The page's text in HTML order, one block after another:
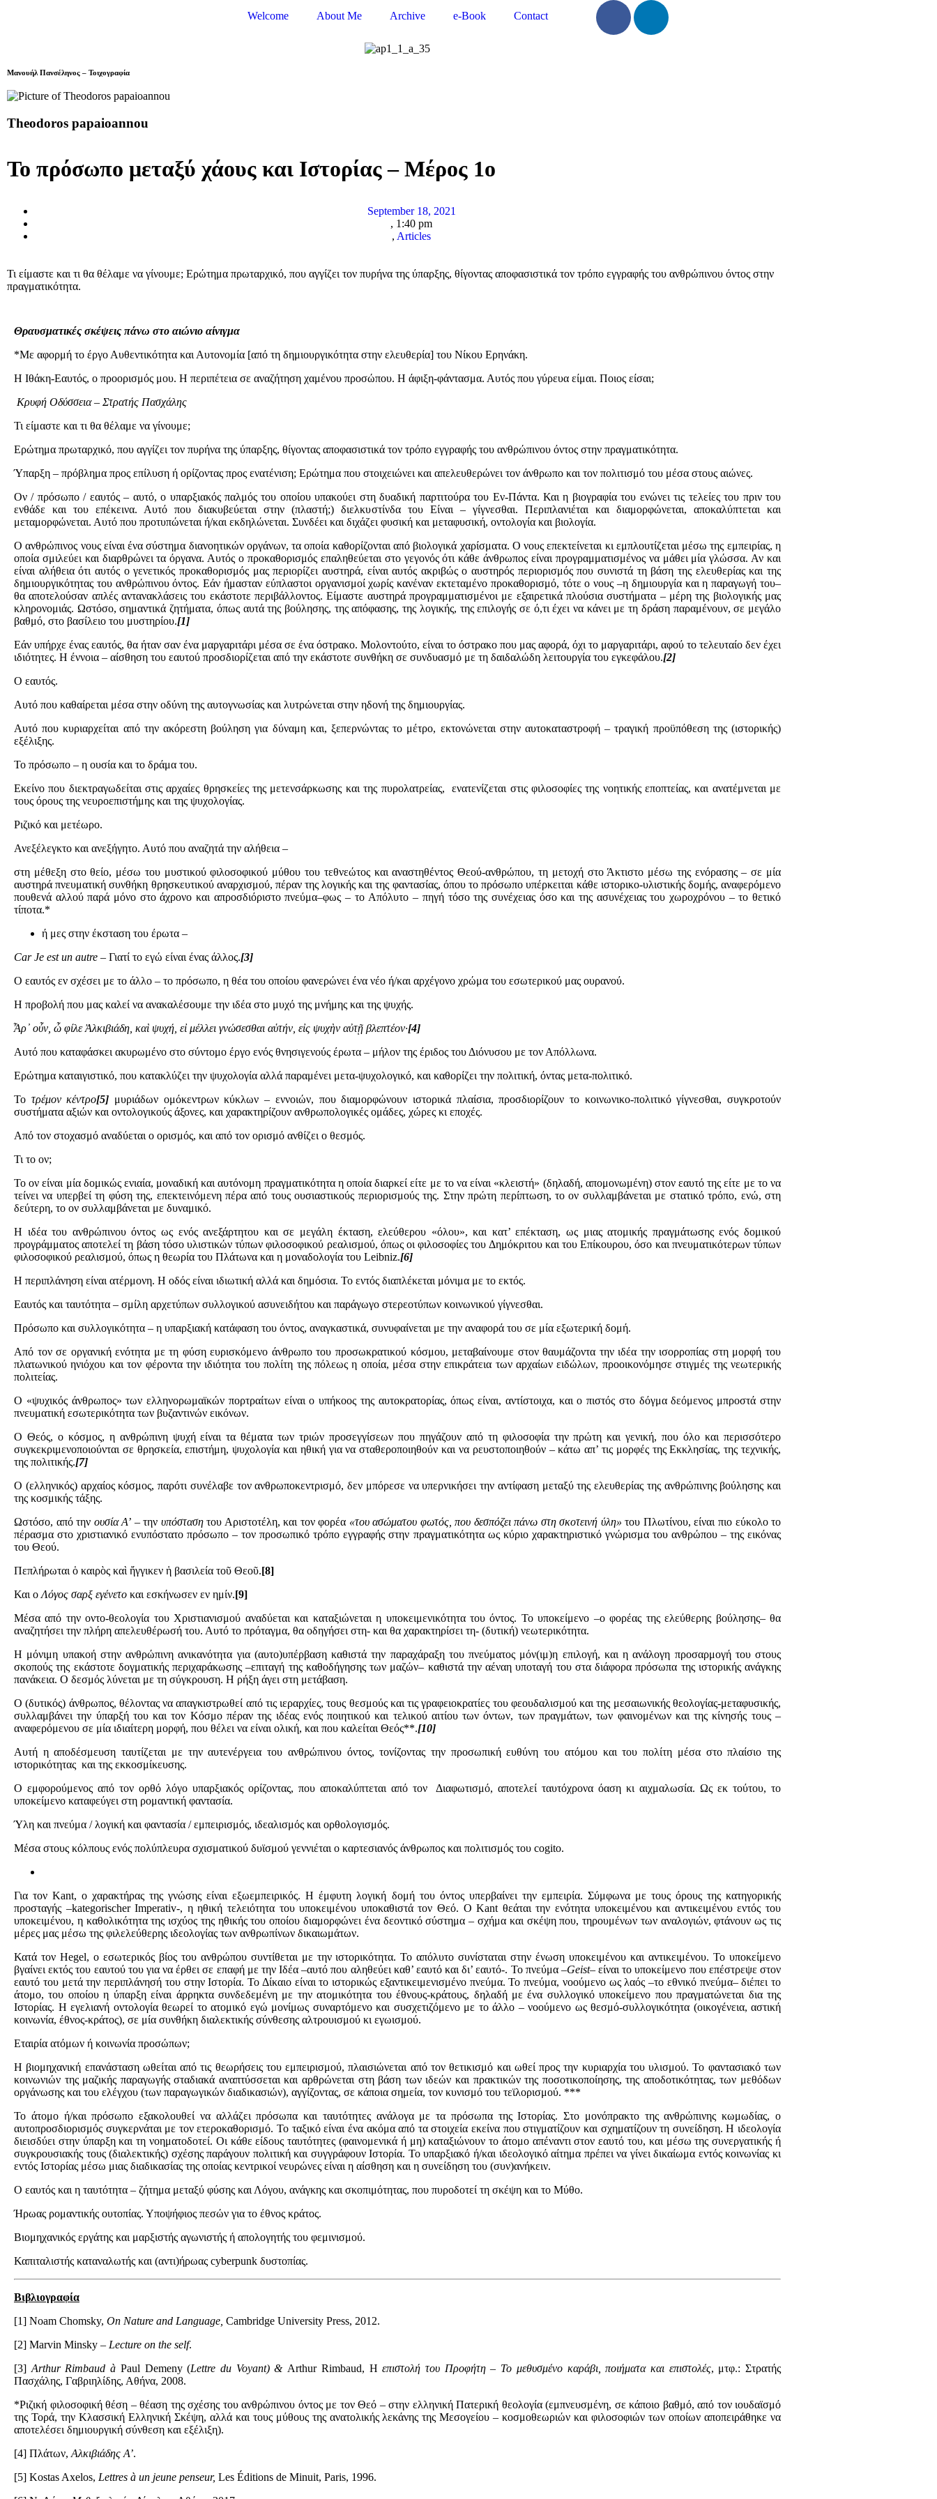
Welcome About Me Archive e-Book Contact
Μανουήλ Πανσέληνος – Τοιχογραφία
Theodoros papaioannou
Το πρόσωπο μεταξύ χάους και Ιστορίας – Μέρος 1ο
September 18, 2021
, 1:40 pm
, Articles
Τι είμαστε και τι θα θέλαμε να γίνουμε; Ερώτημα πρωταρχικό, που αγγίζει τον πυρήνα της ύπαρξης, θίγοντας αποφασιστικά τον τρόπο εγγραφής του ανθρώπινου όντος στην
πραγματικότητα.
Θραυσματικές σκέψεις πάνω στο αιώνιο αίνιγμα
*Με αφορμή το έργο Αυθεντικότητα και Αυτονομία [από τη δημιουργικότητα στην ελευθερία] του Νίκου Ερηνάκη.
Η Ιθάκη-Εαυτός, ο προορισμός μου. Η περιπέτεια σε αναζήτηση χαμένου προσώπου. Η άφιξη-φάντασμα. Αυτός που γύρευα είμαι. Ποιος είσαι;
Κρυφή Οδύσσεια – Στρατής Πασχάλης
Τι είμαστε και τι θα θέλαμε να γίνουμε;
Ερώτημα πρωταρχικό, που αγγίζει τον πυρήνα της ύπαρξης, θίγοντας αποφασιστικά τον τρόπο εγγραφής του ανθρώπινου όντος στην πραγματικότητα.
Ύπαρξη – πρόβλημα προς επίλυση ή ορίζοντας προς ενατένιση; Ερώτημα που στοιχειώνει και απελευθερώνει τον άνθρωπο και τον πολιτισμό του μέσα στους αιώνες.
Ον / πρόσωπο / εαυτός – αυτό, ο υπαρξιακός παλμός του οποίου υπακούει στη δυαδική παρτιτούρα του Εν-Πάντα. Και η βιογραφία του ενώνει τις τελείες του πριν του
ενθάδε και του επέκεινα. Αυτό που διακυβεύεται στην (πλαστή;) διελκυστίνδα του Είναι – γίγνεσθαι. Περιπλανιέται και διαμορφώνεται, αποκαλύπτεται και
μεταμορφώνεται. Αυτό που προτυπώνεται ή/και εκδηλώνεται. Συνδέει και διχάζει φυσική και μεταφυσική, οντολογία και βιολογία.
Ο ανθρώπινος νους είναι ένα σύστημα διανοητικών οργάνων, τα οποία καθορίζονται από βιολογικά χαρίσματα. Ο νους επεκτείνεται κι εμπλουτίζεται μέσω της εμπειρίας, η
οποία σμιλεύει και διαρθρώνει τα όργανα. Αυτός ο προκαθορισμός επαληθεύεται στο γεγονός ότι κάθε άνθρωπος είναι προγραμματισμένος να μάθει μία γλώσσα. Αν και
είναι αλήθεια ότι αυτός ο γενετικός προκαθορισμός μας περιορίζει αυστηρά, είναι αυτός ακριβώς ο αυστηρός περιορισμός που συνιστά τη βάση της ελευθερίας και της
δημιουργικότητας του ανθρώπινου όντος. Εάν ήμασταν εύπλαστοι οργανισμοί χωρίς κανέναν εκτεταμένο προκαθορισμό, τότε ο νους –η δημιουργία και η παραγωγή του–
θα αποτελούσαν απλές αντανακλάσεις του εκάστοτε περιβάλλοντος. Είμαστε αυστηρά προγραμματισμένοι με εξαιρετικά πλούσια συστήματα – μέρη της βιολογικής μας
κληρονομιάς. Ωστόσο, σημαντικά ζητήματα, όπως αυτά της βούλησης, της απόφασης, της λογικής, της επιλογής σε ό,τι έχει να κάνει με τη δράση παραμένουν, σε μεγάλο
βαθμό, στο βασίλειο του μυστηρίου.[1]
Εάν υπήρχε ένας εαυτός, θα ήταν σαν ένα μαργαριτάρι μέσα σε ένα όστρακο. Μολοντούτο, είναι το όστρακο που μας αφορά, όχι το μαργαριτάρι, αφού το τελευταίο δεν έχει
ιδιότητες. Η έννοια – αίσθηση του εαυτού προσδιορίζεται από την εκάστοτε συνθήκη σε συνδυασμό με τη δαιδαλώδη λειτουργία του εγκεφάλου.[2]
Ο εαυτός.
Αυτό που καθαίρεται μέσα στην οδύνη της αυτογνωσίας και λυτρώνεται στην ηδονή της δημιουργίας.
Αυτό που κυριαρχείται από την ακόρεστη βούληση για δύναμη και, ξεπερνώντας το μέτρο, εκτονώνεται στην αυτοκαταστροφή – τραγική προϋπόθεση της (ιστορικής)
εξέλιξης.
Το πρόσωπο – η ουσία και το δράμα του.
Εκείνο που διεκτραγωδείται στις αρχαίες θρησκείες της μετενσάρκωσης και της πυρολατρείας, ενατενίζεται στις φιλοσοφίες της νοητικής εποπτείας, και ανατέμνεται με
τους όρους της νευροεπιστήμης και της ψυχολογίας.
Ριζικό και μετέωρο.
Ανεξέλεγκτο και ανεξήγητο. Αυτό που αναζητά την αλήθεια –
στη μέθεξη στο θείο, μέσω του μυστικού φιλοσοφικού μύθου του τεθνεώτος και αναστηθέντος Θεού-ανθρώπου, τη μετοχή στο Άκτιστο μέσω της ενόρασης – σε μία
αυστηρά πνευματική συνθήκη θρησκευτικού αναρχισμού, πέραν της λογικής και της φαντασίας, όπου το πρόσωπο υπέρκειται κάθε ιστορικο-υλιστικής δομής, αναφερόμενο
πουθενά αλλού παρά μόνο στο άχρονο και απροσδιόριστο πνεύμα–φως – τo Απόλυτο – πηγή τόσο της συνέχειας όσο και της ασυνέχειας του χωροχρόνου – το θετικό
τίποτα.*
ή μες στην έκσταση του έρωτα –
CarJe estun autre – Γιατί το εγώ είναι ένας άλλος.[3]
Ο εαυτός εν σχέσει με το άλλο – το πρόσωπο, η θέα του οποίου φανερώνει ένα νέο ή/και αρχέγονο χρώμα του εσωτερικού μας ουρανού.
Η προβολή που μας καλεί να ανακαλέσουμε την ιδέα στο μυχό της μνήμης και της ψυχής.
Ἆρ᾽ οὖν, ὦ φίλε Ἀλκιβιάδη, καὶ ψυχή, εἰ μέλλει γνώσεσθαι αὑτήν, εἰς ψυχὴν αὐτῇ βλεπτέον·[4]
Αυτό που καταφάσκει ακυρωμένο στο σύντομο έργο ενός θνησιγενούς έρωτα – μήλον της έριδος του Διόνυσου με τον Απόλλωνα.
Ερώτημα καταιγιστικό, που κατακλύζει την ψυχολογία αλλά παραμένει μετα-ψυχολογικό, και καθορίζει την πολιτική, όντας μετα-πολιτικό.
Το τρέμον κέντρο[5] μυριάδων ομόκεντρων κύκλων – εννοιών, που διαμορφώνουν ιστορικά πλαίσια, προσδιορίζουν το κοινωνικο-πολιτικό γίγνεσθαι, συγκροτούν
συστήματα αξιών και οντολογικούς άξονες, και χαρακτηρίζουν ανθρωπολογικές ομάδες, χώρες κι εποχές.
Από τον στοχασμό αναδύεται ο ορισμός, και από τον ορισμό ανθίζει ο θεσμός.
Τι το ον;
Το ον είναι μία δομικώς ενιαία, μοναδική και αυτόνομη πραγματικότητα η οποία διαρκεί είτε με το να είναι «κλειστή» (δηλαδή, απομονωμένη) στον εαυτό της είτε με το να
τείνει να υπερβεί τη φύση της, επεκτεινόμενη πέρα από τους ουσιαστικούς περιορισμούς της. Στην πρώτη περίπτωση, το ον συλλαμβάνεται με στατικό τρόπο, ενώ, στη
δεύτερη, το ον συλλαμβάνεται με δυναμικό.
Η ιδέα του ανθρώπινου όντος ως ενός ανεξάρτητου και σε μεγάλη έκταση, ελεύθερου «όλου», και κατ’ επέκταση, ως μιας ατομικής πραγμάτωσης ενός δομικού
προγράμματος αποτελεί τη βάση τόσο υλιστικών τύπων φιλοσοφικού ρεαλισμού, όπως οι φιλοσοφίες του Δημόκριτου και του Επίκουρου, όσο και πνευματικότερων τύπων
φιλοσοφικού ρεαλισμού, όπως η θεωρία του Πλάτωνα και η μοναδολογία του Leibniz.[6]
Η περιπλάνηση είναι ατέρμονη. Η οδός είναι ιδιωτική αλλά και δημόσια. Το εντός διαπλέκεται μόνιμα με το εκτός.
Εαυτός και ταυτότητα – σμίλη αρχετύπων συλλογικού ασυνειδήτου και παράγωγο στερεοτύπων κοινωνικού γίγνεσθαι.
Πρόσωπο και συλλογικότητα – η υπαρξιακή κατάφαση του όντος, αναγκαστικά, συνυφαίνεται με την αναφορά του σε μία εξωτερική δομή.
Από τον σε οργανική ενότητα με τη φύση ευρισκόμενο άνθρωπο του προσωκρατικού κόσμου, μεταβαίνουμε στον θαυμάζοντα την ιδέα την ισορροπίας στη μορφή του
πλατωνικού ηνιόχου και τον φέροντα την ιδιότητα του πολίτη της πόλεως η οποία, μέσα στην επικράτεια των αρχαίων ειδώλων, προοικονόμησε στιγμές της νεωτερικής
πολιτείας.
Ο «ψυχικός άνθρωπος» των ελληνορωμαϊκών πορτραίτων είναι ο υπήκοος της αυτοκρατορίας, όπως είναι, αντίστοιχα, και ο πιστός στο δόγμα δεόμενος μπροστά στην
πνευματική εσωτερικότητα των βυζαντινών εικόνων.
Ο Θεός, ο κόσμος, η ανθρώπινη ψυχή είναι τα θέματα των τριών προσεγγίσεων που πηγάζουν από τη φιλοσοφία την πρώτη και γενική, που όλο και περισσότερο
συγκεκριμενοποιούνται σε θρησκεία, επιστήμη, ψυχολογία και ηθική για να σταθεροποιηθούν και να ρευστοποιηθούν – κάτω απ’ τις μορφές της Εκκλησίας, της τεχνικής,
της πολιτικής.[7]
Ο (ελληνικός) αρχαίος κόσμος, παρότι συνέλαβε τον ανθρωποκεντρισμό, δεν μπόρεσε να υπερνικήσει την αντίφαση μεταξύ της ελευθερίας της ανθρώπινης βούλησης και
της κοσμικής τάξης.
Ωστόσο, από την ουσία Α’ – την υπόστασητου Αριστοτέλη, και τον φορέα «του ασώματου φωτός, που δεσπόζει πάνω στη σκοτεινή ύλη» του Πλωτίνου, είναι πιο εύκολο το
πέρασμα στο χριστιανικό ενυπόστατο πρόσωπο – τον προσωπικό τρόπο εγγραφής στην πραγματικότητα ως κύριο χαρακτηριστικό γνώρισμα του ανθρώπου – της εικόνας
του Θεού.
Πεπλήρωται ὁ καιρὸς καὶ ἤγγικεν ἡ βασιλεία τοῦ Θεοῦ.[8]
Και ο Λόγος σαρξ εγένετο και εσκήνωσεν εν ημίν.[9]
Μέσα από την οντο-θεολογία του Χριστιανισμού αναδύεται και καταξιώνεται η υποκειμενικότητα του όντος. Το υποκείμενο –ο φορέας της ελεύθερης βούλησης– θα
αναζητήσει την πλήρη απελευθέρωσή του. Αυτό το πρόταγμα, θα οδηγήσει στη- και θα χαρακτηρίσει τη- (δυτική) νεωτερικότητα.
Η μόνιμη υπακοή στην ανθρώπινη ανικανότητα για (αυτο)υπέρβαση καθιστά την παραχάραξη του πνεύματος μόν(ιμ)η επιλογή, και η ανάλογη προσαρμογή του στους
σκοπούς της εκάστοτε δογματικής περιχαράκωσης –επιταγή της καθοδήγησης των μαζών– καθιστά την αέναη υποταγή του στα διάφορα πρόσωπα της ιστορικής ανάγκης
πανάκεια. Ο δεσμός λύνεται με τη σύγκρουση. Η ρήξη άγει στη μετάβαση.
Ο (δυτικός) άνθρωπος, θέλοντας να απαγκιστρωθεί από τις ιεραρχίες, τους θεσμούς και τις γραφειοκρατίες του φεουδαλισμού και της μεσαιωνικής θεολογίας-μεταφυσικής,
συλλαμβάνει την ύπαρξή του και τον Κόσμο πέραν της ιδέας ενός ποιητικού και τελικού αιτίου των όντων, των πραγμάτων, των φαινομένων και της κίνησής τους –
αναφερόμενου σε μία ιδιαίτερη μορφή, που θέλει να είναι ολική, και που καλείται Θεός**.[10]
Αυτή η αποδέσμευση ταυτίζεται με την αυτενέργεια του ανθρώπινου όντος, τονίζοντας την προσωπική ευθύνη του ατόμου και του πολίτη μέσα στο πλαίσιο της
ιστορικότητας και της εκκοσμίκευσης.
Ο εμφορούμενος από τον ορθό λόγο υπαρξιακός ορίζοντας, που αποκαλύπτεται από τον Διαφωτισμό, αποτελεί ταυτόχρονα όαση κι αιχμαλωσία. Ως εκ τούτου, το
υποκείμενο καταφεύγει στη ρομαντική φαντασία.
Ύλη και πνεύμα / λογική και φαντασία / εμπειρισμός, ιδεαλισμός και ορθολογισμός.
Μέσα στους κόλπους ενός πολύπλευρα σχισματικού δυϊσμού γεννιέται ο καρτεσιανός άνθρωπος και πολιτισμός του cogito.
Για τον Kant, ο χαρακτήρας της γνώσης είναι εξωεμπειρικός. Η έμφυτη λογική δομή του όντος υπερβαίνει την εμπειρία. Σύμφωνα με τους όρους της κατηγορικής
προσταγής –kategorischer Imperativ-, η ηθική τελειότητα του υποκειμένου υποκαθιστά τον Θεό. Ο Kant θεάται την ενότητα υποκειμένου και αντικειμένου εντός του
υποκειμένου, η καθολικότητα της ισχύος της ηθικής του οποίου διαμορφώνει ένα δεοντικό σύστημα – σχήμα και σκέψη που, τηρουμένων των αναλογιών, φτάνουν ως τις
μέρες μας μέσω της φιλελεύθερης ιδεολογίας των ανθρωπίνων δικαιωμάτων.
Κατά τον Hegel, ο εσωτερικός βίος του ανθρώπου συντίθεται με την ιστορικότητα. Το απόλυτο συνίσταται στην ένωση υποκειμένου και αντικειμένου. Το υποκείμενο
βγαίνει εκτός του εαυτού του για να έρθει σε επαφή με την Ιδέα –αυτό που αληθεύει καθ’ εαυτό και δι’ εαυτό-. Το πνεύμα –Geist– είναι το υποκείμενο που επέστρεψε στον
εαυτό του μετά την περιπλάνησή του στην Ιστορία. Το Δίκαιο είναι το ιστορικώς εξαντικειμενισμένο πνεύμα. Το πνεύμα, νοούμενο ως λαός –το εθνικό πνεύμα– διέπει το
άτομο, του οποίου η ύπαρξη είναι άρρηκτα συνδεδεμένη με την ατομικότητα του έθνους-κράτους, δηλαδή με ένα συλλογικό υποκείμενο που πραγματώνεται δια της
Ιστορίας. Η εγελιανή οντολογία θεωρεί το ατομικό εγώ μονίμως συναρτόμενο και συσχετιζόμενο με το άλλο – νοούμενο ως θεσμό-συλλογικότητα (οικογένεια, αστική
κοινωνία, έθνος-κράτος), σε μία συνθήκη διαλεκτικής σύνθεσης αλτρουισμού κι εγωισμού.
Εταιρία ατόμων ή κοινωνία προσώπων;
Η βιομηχανική επανάσταση ωθείται από τις θεωρήσεις του εμπειρισμού, πλαισιώνεται από τον θετικισμό και ωθεί προς την κυριαρχία του υλισμού. Το φαντασιακό των
κοινωνιών της μαζικής παραγωγής σταδιακά αναπτύσσεται και αρθρώνεται στη βάση των ιδεών και πρακτικών της ποσοτικοποίησης, της αποδοτικότητας, των μεθόδων
οργάνωσης και του ελέγχου (των παραγωγικών διαδικασιών), αγγίζοντας, σε κάποια σημεία, τον κυνισμό του τεϊλορισμού. ***
Το άτομο ή/και πρόσωπο εξακολουθεί να αλλάζει πρόσωπα και ταυτότητες ανάλογα με τα πρόσωπα της Ιστορίας. Στο μονόπρακτο της ανθρώπινης κωμωδίας, ο
αυτοπροσδιορισμός συγκερνάται με τον ετεροκαθορισμό. Το ταξικό είναι ένα ακόμα από τα στοιχεία εκείνα που στιγματίζουν και σχηματίζουν τη συνείδηση. Η ιδεολογία
διεισδύει στην ύπαρξη και τη νοηματοδοτεί. Οι κάθε είδους ταυτότητες (φαινομενικά ή μη) καταξιώνουν το άτομο απέναντι στον εαυτό του, και μέσω της συνεργατικής ή
συγκρουσιακής τους (διαλεκτικής) σχέσης παράγουν πολιτική και συγγράφουν Ιστορία. Το υπαρξιακό ή/και ιδεολογικό αίτημα πρέπει να γίνει δικαίωμα εντός κοινωνίας κι
εντός Ιστορίας μέσω μιας διαδικασίας της οποίας κεντρικοί νευρώνες είναι η αίσθηση και η συνείδηση του (συν)ανήκειν.
Ο εαυτός και η ταυτότητα – ζήτημα μεταξύ φύσης και Λόγου, ανάγκης και σκοπιμότητας, που πυροδοτεί τη σκέψη και το Μύθο.
Ήρωας ρομαντικής ουτοπίας. Υποψήφιος πεσών για το έθνος κράτος.
Βιομηχανικός εργάτης και μαρξιστής αγωνιστής ή απολογητής του φεμινισμού.
Καπιταλιστής καταναλωτής και (αντι)ήρωας cyberpunk δυστοπίας.
Βιβλιογραφία
[1] Noam Chomsky, On Nature and Language, Cambridge University Press, 2012.
[2] Marvin Minsky – Lecture on the self.
[3] Arthur Rimbaud à Paul Demeny (Lettre du Voyant) & Arthur Rimbaud, Hεπιστολή τουΠροφήτη– Το μεθυσμένοκαράβι, ποιήματακαιεπιστολές, μτφ.: Στρατής
Πασχάλης, Γαβριηλίδης, Αθήνα, 2008.
*Ριζική φιλοσοφική θέση – θέαση της σχέσης του ανθρώπινου όντος με τον Θεό – στην ελληνική Πατερική θεολογία (εμπνευσμένη, σε κάποιο βαθμό, από τον ιουδαϊσμό
της Τορά, την Κλασσική Ελληνική Σκέψη, αλλά και τους μύθους της ανατολικής λεκάνης της Μεσογείου – κοσμοθεωριών και φιλοσοφιών των οποίων αποπειράθηκε να
αποτελέσει δημιουργική σύνθεση και εξέλιξη).
[4] Πλάτων, Αλκιβιάδης Α’.
[5] Kostas Axelos, Lettres à un jeune penseur, Les Éditions de Minuit, Paris, 1996.